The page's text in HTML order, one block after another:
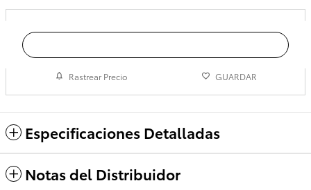
Rastrear Precio GUARDAR
Especificaciones Detalladas
Notas del Distribuidor